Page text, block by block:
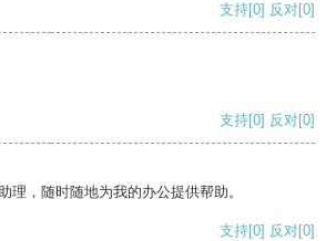
支持[0] 反对[0]
支持[0] 反对[0]
理，随时随地为我的办公提供帮助。
支持[0] 反对[0]